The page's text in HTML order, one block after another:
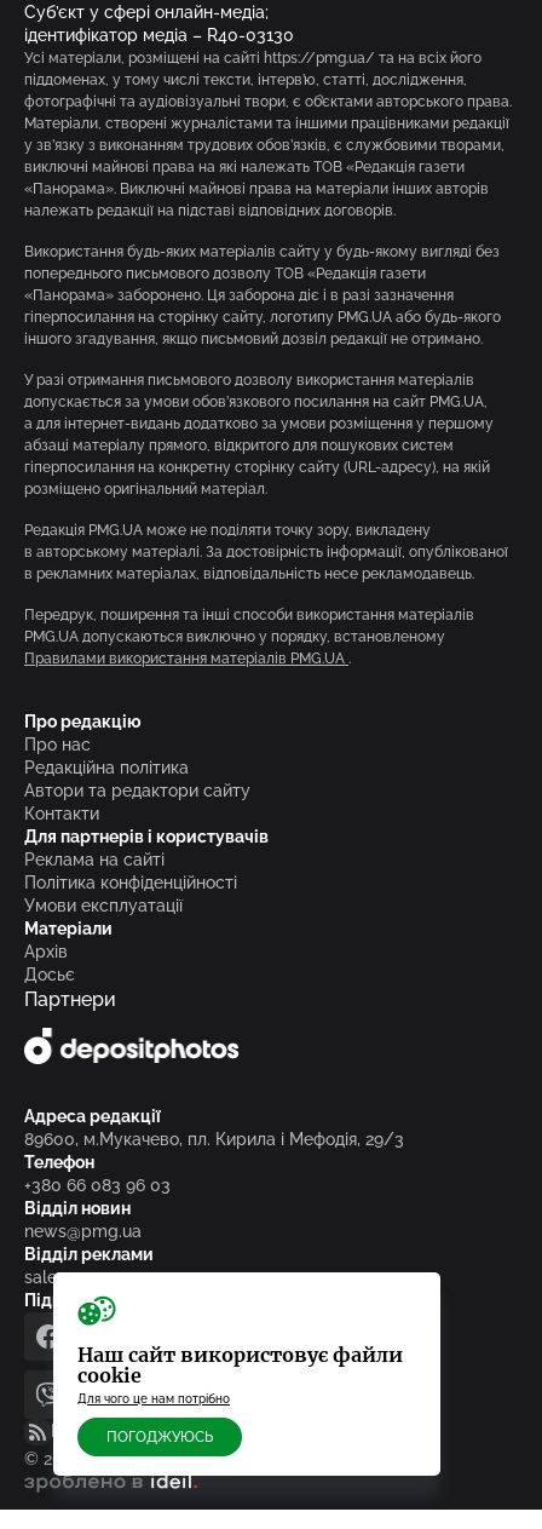
Суб’єкт у сфері онлайн-медіа;
ідентифікатор медіа – R40-03130
Усі матеріали, розміщені на сайті https://pmg.ua/ та на всіх його
піддоменах, у тому числі тексти, інтерв’ю, статті, дослідження,
фотографічні та аудіовізуальні твори, є об’єктами авторського права.
Матеріали, створені журналістами та іншими працівниками редакції
у зв’язку з виконанням трудових обов’язків, є службовими творами,
виключні майнові права на які належать ТОВ «Редакція газети
«Панорама». Виключні майнові права на матеріали інших авторів
належать редакції на підставі відповідних договорів.
Використання будь-яких матеріалів сайту у будь-якому вигляді без
попереднього письмового дозволу ТОВ «Редакція газети
«Панорама» заборонено. Ця заборона діє і в разі зазначення
гіперпосилання на сторінку сайту, логотипу PMG.UA або будь-якого
іншого згадування, якщо письмовий дозвіл редакції не отримано.
У разі отримання письмового дозволу використання матеріалів
допускається за умови обов’язкового посилання на сайт PMG.UA,
а для інтернет-видань додатково за умови розміщення у першому
абзаці матеріалу прямого, відкритого для пошукових систем
гіперпосилання на конкретну сторінку сайту (URL-адресу), на якій
розміщено оригінальний матеріал.
Редакція PMG.UA може не поділяти точку зору, викладену
в авторському матеріалі. За достовірність інформації, опублікованої
в рекламних матеріалах, відповідальність несе рекламодавець.
Передрук, поширення та інші способи використання матеріалів
PMG.UA допускаються виключно у порядку, встановленому
Правилами використання матеріалів PMG.UA .
Про редакцію
Про нас
Редакційна політика
Автори та редактори сайту
Контакти
Для партнерів і користувачів
Реклама на сайті
Політика конфіденційності
Умови експлуатації
Матеріали
Архів
Досьє
Партнери
Адреса редакції
89600, м.Мукачево, пл. Кирила і Мефодія, 29/3
Телефон
+380 66 083 96 03
Відділ новин
news@pmg.ua
Відділ реклами
sales@pmg.ua
Підписуйтесь на нас у соціальних мережах
facebooktelegram
viber
youtube
RSS-стрічка
© 2010-2026, ТОВ «Редакція газети «Панорама»
зроблено в ideil.
Наш сайт використовує файли
cookie
Для чого це нам потрібно
ПОГОДЖУЮСЬ